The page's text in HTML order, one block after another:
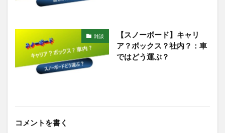
雑談
【スノーボード】キャリ
ア？ボックス？社内？：車
ではどう運ぶ？
コメントを書く